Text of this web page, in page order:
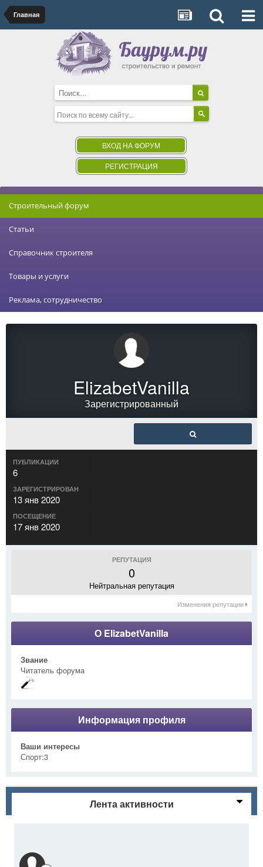
Главная
ВХОД НА ФОРУМ
РЕГИСТРАЦИЯ
Строительный форум
Статьи
Справочник строителя
Товары и услуги
Реклама, сотрудничество
ElizabetVanilla
Зарегистрированный
ПУБЛИКАЦИИ
6
ЗАРЕГИСТРИРОВАН
13 янв 2020
ПОСЕЩЕНИЕ
17 янв 2020
РЕПУТАЦИЯ
0
Нейтральная репутация
Изменения репутации
О ElizabetVanilla
Звание
Читатель форума
Информация профиля
Ваши интересы
Спорт:3
Лента активности